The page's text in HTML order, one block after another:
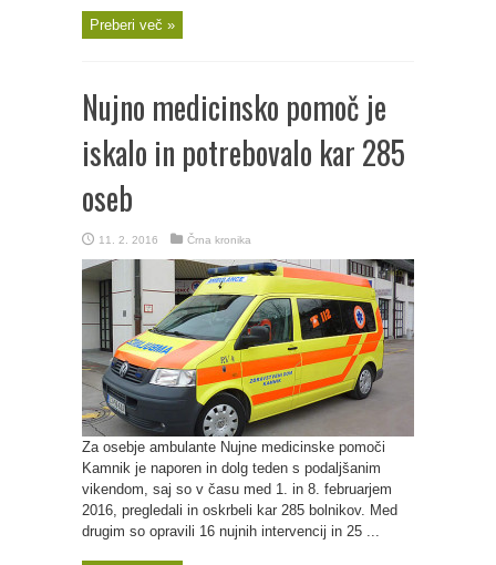
Preberi več »
Nujno medicinsko pomoč je
iskalo in potrebovalo kar 285
oseb
11. 2. 2016 Črna kronika
Za osebje ambulante Nujne medicinske pomoči
Kamnik je naporen in dolg teden s podaljšanim
vikendom, saj so v času med 1. in 8. februarjem
2016, pregledali in oskrbeli kar 285 bolnikov. Med
drugim so opravili 16 nujnih intervencij in 25 ...